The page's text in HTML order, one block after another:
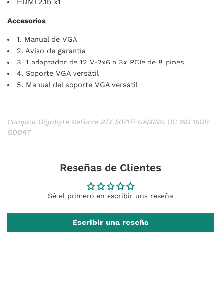
HDMI 2.1b x1
Accesorios
1. Manual de VGA
2. Aviso de garantía
3. 1 adaptador de 12 V-2x6 a 3x PCIe de 8 pines
4. Soporte VGA versátil
5. Manual del soporte VGA versátil
Comprar Gigabyte GeForce RTX 5071Ti GAMING OC 16G 16GB
GDDR7
Reseñas de Clientes
Sé el primero en escribir una reseña
Escribir una reseña